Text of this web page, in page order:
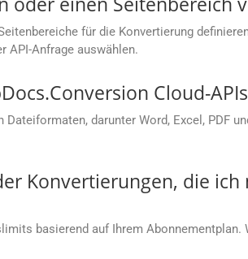
für die Konvertierung
API-Anfrage auswählen.
Cloud-
darunter Word, Excel, PDF
Konvertierungen, die
basierend auf Ihrem